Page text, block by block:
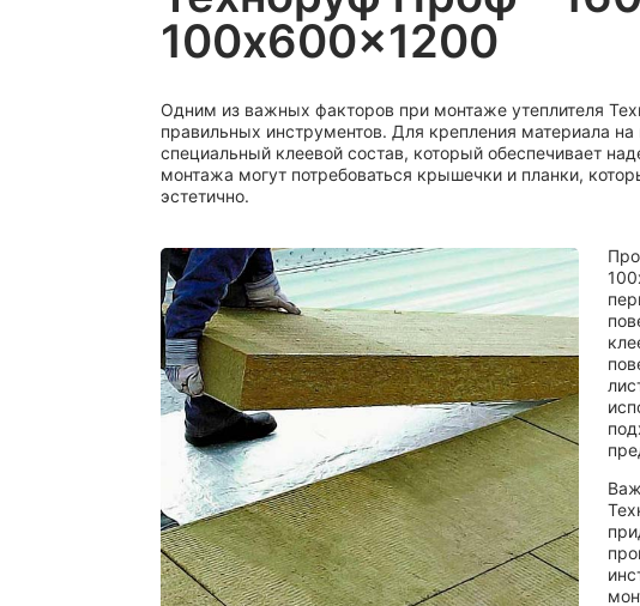
100x600x1200
Одним из важных факторов при монтаже утеплителя
правильных инструментов. Для крепления материала
специальный клеевой состав, который обеспечивает
монтажа могут потребоваться крышечки и планки,
эстетично.